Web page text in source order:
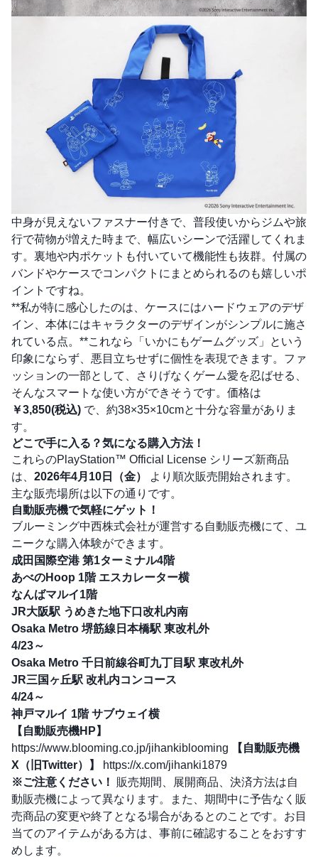
中身が見えないファスナー付きで、普段使いからジムや旅
行で荷物が増えた時まで、幅広いシーンで活躍してくれま
す。裏地や内ポケットも付いていて機能性も抜群。付属の
バンドやケースでコンパクトにまとめられるのも嬉しいポ
イントですね。
**私が特に感心したのは、ケースにはハードウェアのデザ
イン、本体にはキャラクターのデザインがシンプルに施さ
れている点。**これなら「いかにもゲームグッズ」という
印象にならず、悪目立ちせずに個性を表現できます。ファ
ッションの一部として、さりげなくゲーム愛を忍ばせる、
そんなスマートな使い方ができそうです。価格は
￥3,850(税込) で、約38×35×10cmと十分な容量がありま
す。
どこで手に入る？気になる購入方法！
これらのPlayStation™ Official License シリーズ新商品
は、 2026年4月10日（金）
より順次販売開始されます。
主な販売場所は以下の通りです。
自動販売機で気軽にゲット！
ブルーミング中西株式会社が運営する自動販売機にて、ユ
ニークな購入体験ができます。
成田国際空港 第1ターミナル4階
あべのHoop 1階 エスカレーター横
なんばマルイ1階
JR大阪駅 うめきた地下口改札内南
Osaka Metro 堺筋線日本橋駅 東改札外
4/23～
Osaka Metro 千日前線谷町九丁目駅 東改札外
JR三国ヶ丘駅 改札内コンコース
4/24～
神戸マルイ 1階 サブウェイ横
【自動販売機HP】
https://www.blooming.co.jp/jihankiblooming
【自動販売機
X（旧Twitter）】
https://x.com/jihanki1879
※ご注意ください！
販売期間、展開商品、決済方法は自
動販売機によって異なります。また、期間中に予告なく販
売商品の変更や終了となる場合があるとのことです。お目
当てのアイテムがある方は、事前に確認することをおすす
めします。